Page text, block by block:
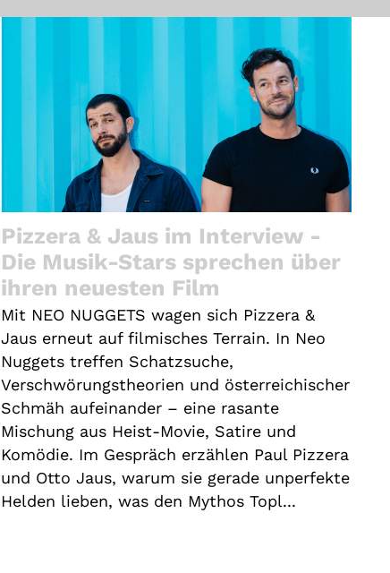
Gutscheine
Account
Suche
Pizzera & Jaus im Interview -
Die Musik-Stars sprechen über
ihren neuesten Film
Mit NEO NUGGETS wagen sich Pizzera &
Jaus erneut auf filmisches Terrain. In Neo
Nuggets treffen Schatzsuche,
Verschwörungstheorien und österreichischer
Schmäh aufeinander – eine rasante
Mischung aus Heist-Movie, Satire und
Komödie. Im Gespräch erzählen Paul Pizzera
und Otto Jaus, warum sie gerade unperfekte
Helden lieben, was den Mythos Topl...